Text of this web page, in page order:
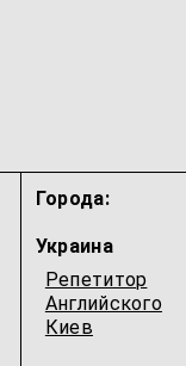
Города:
Украина
Репетитор
Английского
Киев